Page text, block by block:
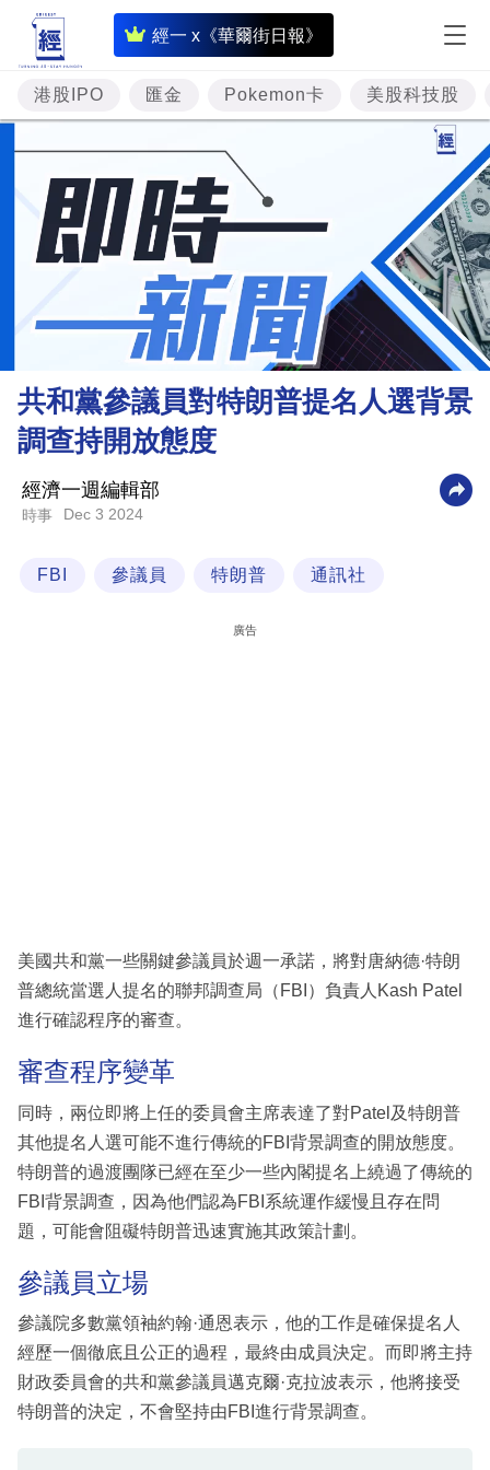
經一 x《華爾街日報》
即
時
財
經
專
題
投
資
樓
市
財
商
業
科
區
港股IPO 匯金 Pokemon卡 美股科技股
共和黨參議員對特朗普提名人選背景
調查持開放態度
經濟一週編輯部
時事 Dec 3 2024
FBI 參議員 特朗普 通訊社
廣告
美國共和黨一些關鍵參議員於週一承諾，將對唐納德·特朗
普總統當選人提名的聯邦調查局（FBI）負責人Kash Patel
進行確認程序的審查。
審查程序變革
同時，兩位即將上任的委員會主席表達了對Patel及特朗普
其他提名人選可能不進行傳統的FBI背景調查的開放態度。
特朗普的過渡團隊已經在至少一些內閣提名上繞過了傳統的
FBI背景調查，因為他們認為FBI系統運作緩慢且存在問
題，可能會阻礙特朗普迅速實施其政策計劃。
參議員立場
參議院多數黨領袖約翰·通恩表示，他的工作是確保提名人
經歷一個徹底且公正的過程，最終由成員決定。而即將主持
財政委員會的共和黨參議員邁克爾·克拉波表示，他將接受
特朗普的決定，不會堅持由FBI進行背景調查。